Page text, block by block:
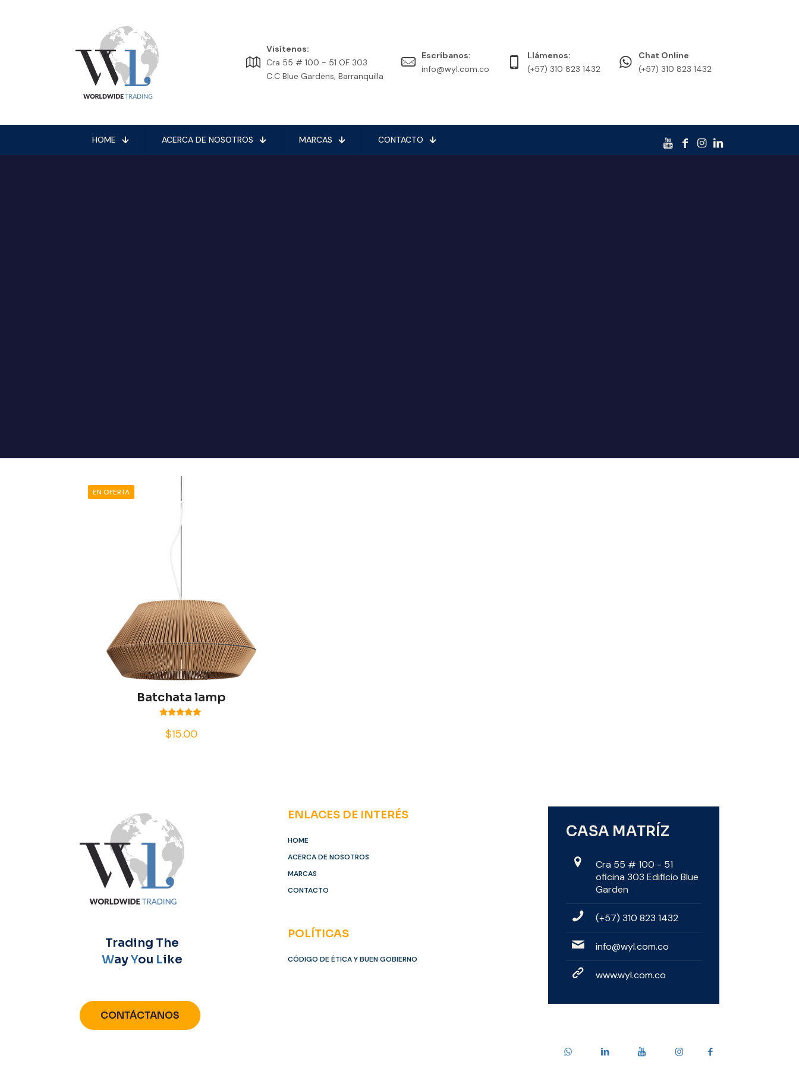
Visítenos:
Cra 55 # 100 - 51 OF 303
C.C Blue Gardens, Barranquilla
Escríbanos:
info@wyl.com.co
Llámenos:
(+57) 310 823 1432
Chat Online
(+57) 310 823 1432
HOME ACERCA DE NOSOTROS MARCAS CONTACTO
EN OFERTA
Batchata lamp
con
5.00
$15.00
Trading The
WayYou Like
CONTÁCTANOS
ENLACES DE INTERÉS
HOME
ACERCA DE NOSOTROS
MARCAS
CONTACTO
POLÍTICAS
CÓDIGO DE ÉTICA Y BUEN GOBIERNO
CASA MATRÍZ
Cra 55 # 100 - 51
oficina 303 Edificio Blue
Garden
(+57) 310 823 1432
info@wyl.com.co
www.wyl.com.co